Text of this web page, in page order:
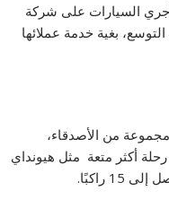
السيارات على شركة
بغية خدمة عملائها
من الأصدقاء،
أكثر متعة مثل هيونداي
راكبًا.